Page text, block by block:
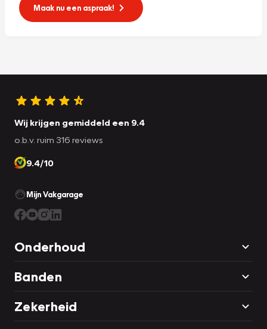
Maak nu een aspraak!
Wij krijgen gemiddeld een 9.4
o.b.v. ruim 316 reviews
9.4/10
Mijn Vakgarage
Onderhoud
Banden
Zekerheid